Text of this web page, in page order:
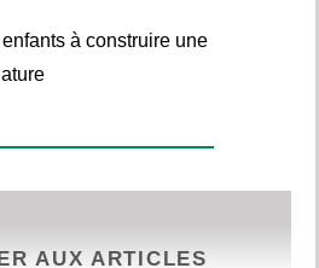
à construire une
AUX ARTICLES